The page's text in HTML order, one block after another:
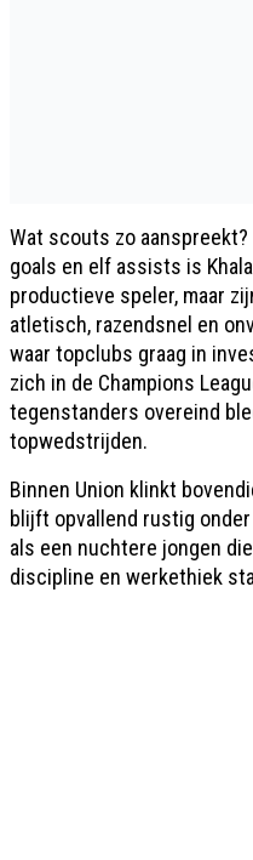
Wat scouts zo
goals en elf assists is
productieve speler, maar
atletisch, razendsnel en
waar topclubs graag in
zich in de Champions
tegenstanders overeind
topwedstrijden.
Binnen Union klinkt
blijft opvallend rustig
als een nuchtere jongen
discipline en werkethiek